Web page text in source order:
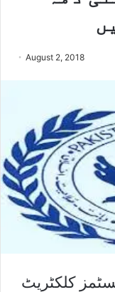
August 2, 2018
کلکٹریٹ